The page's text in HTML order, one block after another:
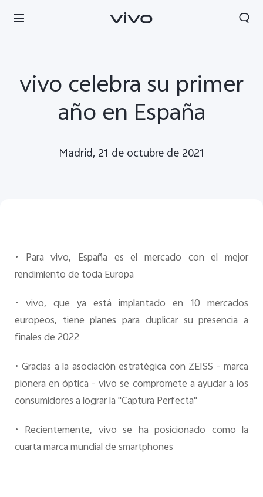
España | Seleccione país/región
vivo celebra su primer
año en España
Madrid, 21 de octubre de 2021
• Para vivo, España es el mercado con el mejor
rendimiento de toda Europa
• vivo, que ya está implantado en 10 mercados
europeos, tiene planes para duplicar su presencia a
finales de 2022
• Gracias a la asociación estratégica con ZEISS - marca
pionera en óptica - vivo se compromete a ayudar a los
consumidores a lograr la "Captura Perfecta"
• Recientemente, vivo se ha posicionado como la
cuarta marca mundial de smartphones